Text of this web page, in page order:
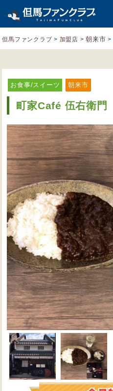
但馬ファンクラブ > 加盟店 >朝来市 >
お食事/スイーツ 朝来市
町家Café 伍右衛門